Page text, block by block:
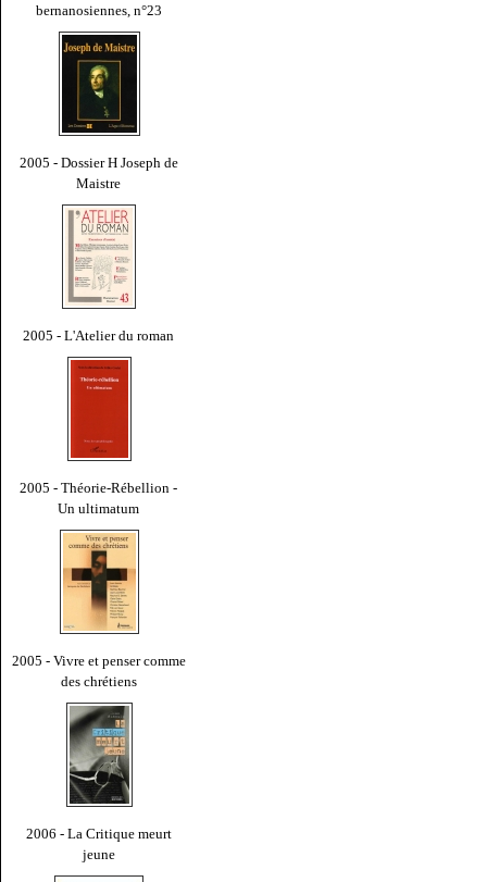
bernanosiennes, n°23
2005 - Dossier H Joseph de
Maistre
2005 - L'Atelier du roman
2005 - Théorie-Rébellion -
Un ultimatum
2005 - Vivre et penser comme
des chrétiens
2006 - La Critique meurt
jeune